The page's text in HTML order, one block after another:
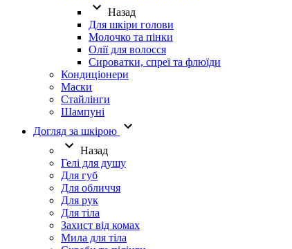
Назад
Для шкіри голови
Молочко та пінки
Олії для волосся
Сироватки, спреї та флюїди
Кондиціонери
Маски
Стайлінги
Шампуні
Догляд за шкірою
Назад
Гелі для душу
Для губ
Для обличчя
Для рук
Для тіла
Захист від комах
Мила для тіла